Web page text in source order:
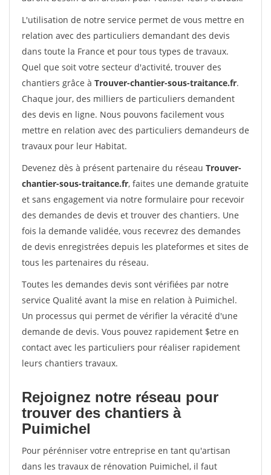
L'utilisation de notre service permet de vous mettre en
relation avec des particuliers demandant des devis
dans toute la France et pour tous types de travaux.
Quel que soit votre secteur d'activité, trouver des
chantiers grâce à Trouver-chantier-sous-traitance.fr.
Chaque jour, des milliers de particuliers demandent
des devis en ligne. Nous pouvons facilement vous
mettre en relation avec des particuliers demandeurs de
travaux pour leur Habitat.
Devenez dès à présent partenaire du réseau Trouver-
chantier-sous-traitance.fr, faites une demande gratuite
et sans engagement via notre formulaire pour recevoir
des demandes de devis et trouver des chantiers. Une
fois la demande validée, vous recevrez des demandes
de devis enregistrées depuis les plateformes et sites de
tous les partenaires du réseau.
Toutes les demandes devis sont vérifiées par notre
service Qualité avant la mise en relation à Puimichel.
Un processus qui permet de vérifier la véracité d'une
demande de devis. Vous pouvez rapidement $etre en
contact avec les particuliers pour réaliser rapidement
leurs chantiers travaux.
Rejoignez notre réseau pour
trouver des chantiers à
Puimichel
Pour pérénniser votre entreprise en tant qu'artisan
dans les travaux de rénovation Puimichel, il faut